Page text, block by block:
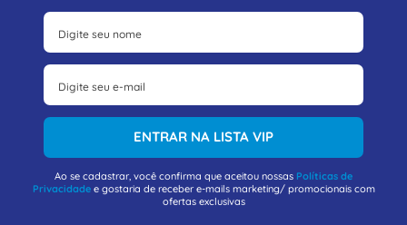
ENTRAR NA LISTA VIP
Ao se cadastrar, você confirma que aceitou nossas Políticas de
Privacidadee gostaria de receber e-mails marketing/ promocionais com
ofertas exclusivas